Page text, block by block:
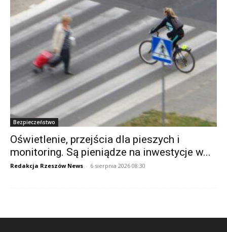
Bezpieczeństwo
Oświetlenie, przejścia dla pieszych i
monitoring. Są pieniądze na inwestycje w...
Redakcja Rzeszów News - 6 sierpnia 2026 08:30